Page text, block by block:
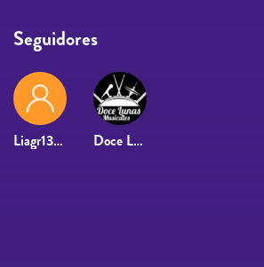
Seguidores
Liagr1307 Doce Lunas Musicales